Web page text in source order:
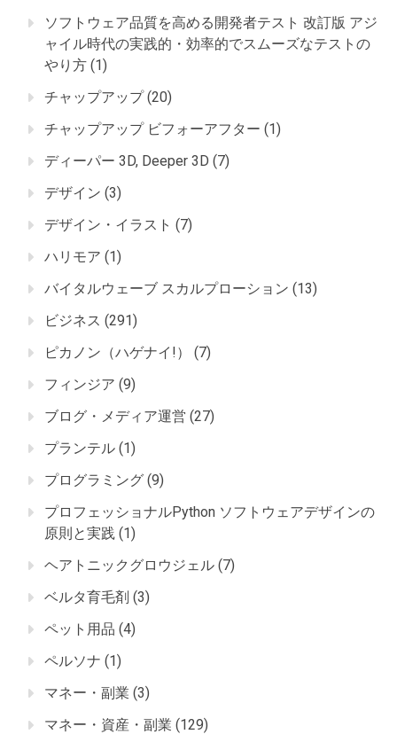
ソフトウェア品質を高める開発者テスト 改訂版 アジ
ャイル時代の実践的・効率的でスムーズなテストの
やり方 (1)
チャップアップ(20)
チャップアップ ビフォーアフター (1)
ディーパー 3D, Deeper 3D (7)
デザイン (3)
デザイン・イラスト (7)
ハリモア (1)
バイタルウェーブ スカルプローション (13)
ビジネス (291)
ピカノン（ハゲナイ!）
(7)
フィンジア (9)
ブログ・メディア運営 (27)
プランテル (1)
プログラミング (9)
プロフェッショナルPython ソフトウェアデザインの
原則と実践 (1)
ヘアトニックグロウジェル (7)
ベルタ育毛剤 (3)
ペット用品 (4)
ペルソナ (1)
マネー・副業 (3)
マネー・資産・副業 (129)